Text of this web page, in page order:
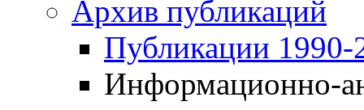
Архив публикаций
Публикации 1990-
Информационно-